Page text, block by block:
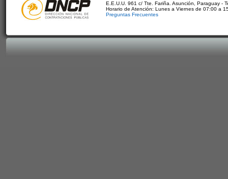
E.E.U.U. 961 c/ Tte. Fariña. Asunción, Paraguay -
Horario de Atención: Lunes a Viernes de 07:00 a
Preguntas Frecuentes